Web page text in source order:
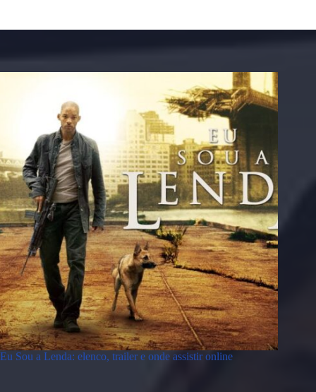
Eu Sou a Lenda: elenco, trailer e onde assistir online